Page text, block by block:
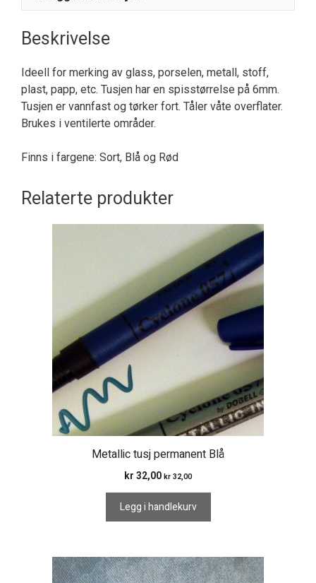
Beskrivelse
Ideell for merking av glass, porselen, metall, stoff,
plast, papp, etc. Tusjen har en spisstørrelse på 6mm.
Tusjen er vannfast og tørker fort. Tåler våte overflater.
Brukes i ventilerte områder.
Finns i fargene: Sort, Blå og Rød
Relaterte produkter
Metallic tusj permanent Blå
kr 32,00 kr 32,00
Legg i handlekurv